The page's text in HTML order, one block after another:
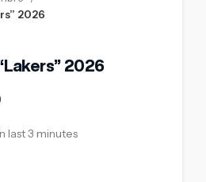
2026
2026
last 3 minutes